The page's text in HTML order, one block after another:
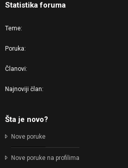
Statistika foruma
Teme
Poruka
Članovi
Najnoviji član
Šta je novo?
Nove poruke
Nove poruke na profilima